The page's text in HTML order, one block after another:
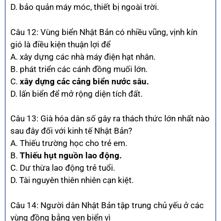
D. bảo quản máy móc, thiết bị ngoài trời.
Câu 12: Vùng biển Nhật Bản có nhiều vũng, vịnh kín
gió là điều kiện thuận lợi để
A. xây dựng các nhà máy điện hạt nhân.
B. phát triển các cánh đồng muối lớn.
C. xây dựng các cảng biển nước sâu.
D. lấn biển để mở rộng diện tích đất.
Câu 13: Già hóa dân số gây ra thách thức lớn nhất nào
sau đây đối với kinh tế Nhật Bản?
A. Thiếu trường học cho trẻ em.
B. Thiếu hụt nguồn lao động.
C. Dư thừa lao động trẻ tuổi.
D. Tài nguyên thiên nhiên cạn kiệt.
Câu 14: Người dân Nhật Bản tập trung chủ yếu ở các
vùng đồng bằng ven biển vì